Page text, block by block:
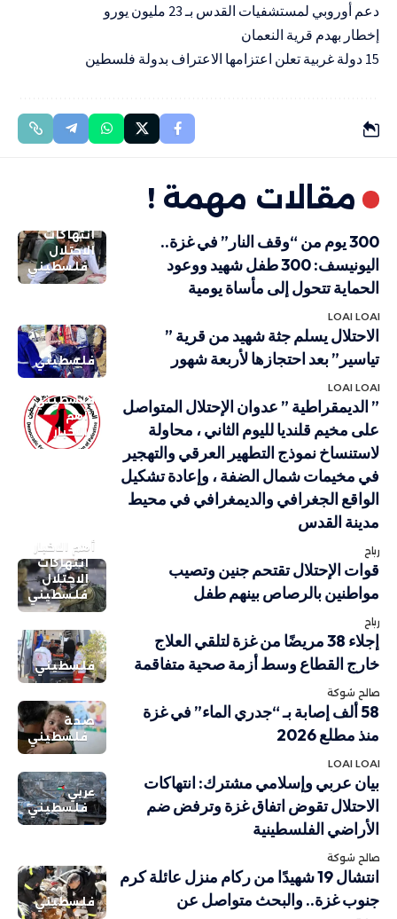
دعم أوروبي لمستشفيات القدس بـ 23 مليون يورو
إخطار بهدم قرية النعمان
15 دولة غربية تعلن اعتزامها الاعتراف بدولة فلسطين
مقالات مهمة !
انتهاكات
الاحتلال
فلسطيني
300 يوم من “وقف النار” في غزة..
اليونيسف: 300 طفل شهيد ووعود
الحماية تتحول إلى مأساة يومية
LOAI LOAI
فلسطيني
الاحتلال يسلم جثة شهيد من قرية ”
تياسير” بعد احتجازها لأربعة شهور
LOAI LOAI
فلسطيني
أهم
الاخبار
” الديمقراطية ” عدوان الإحتلال المتواصل
على مخيم قلنديا لليوم الثاني ، محاولة
لاستنساخ نموذج التطهير العرقي والتهجير
في مخيمات شمال الضفة ، وإعادة تشكيل
الواقع الجغرافي والديمغرافي في محيط
مدينة القدس
رباح
أهم الاخبار
انتهاكات
الاحتلال
فلسطيني
قوات الإحتلال تقتحم جنين وتصيب
مواطنين بالرصاص بينهم طفل
رباح
فلسطيني
إجلاء 38 مريضًا من غزة لتلقي العلاج
خارج القطاع وسط أزمة صحية متفاقمة
صالح شوكة
صحة
فلسطيني
58 ألف إصابة بـ “جدري الماء” في غزة
منذ مطلع 2026
LOAI LOAI
عربي
فلسطيني
بيان عربي وإسلامي مشترك: انتهاكات
الاحتلال تقوض اتفاق غزة وترفض ضم
الأراضي الفلسطينية
صالح شوكة
فلسطيني
انتشال 19 شهيدًا من ركام منزل عائلة كرم
جنوب غزة.. والبحث متواصل عن